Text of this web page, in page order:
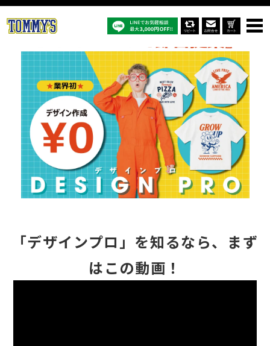
「デザインプロ」を知るなら、まず
はこの動画！